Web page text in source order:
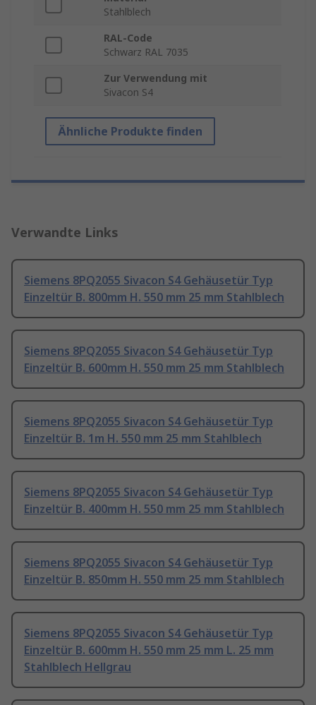
Stahlblech
RAL-Code
Schwarz RAL 7035
Zur Verwendung mit
Sivacon S4
Ähnliche Produkte finden
Verwandte Links
Siemens 8PQ2055 Sivacon S4 Gehäusetür Typ
Einzeltür B. 800mm H. 550 mm 25 mm Stahlblech
Siemens 8PQ2055 Sivacon S4 Gehäusetür Typ
Einzeltür B. 600mm H. 550 mm 25 mm Stahlblech
Siemens 8PQ2055 Sivacon S4 Gehäusetür Typ
Einzeltür B. 1m H. 550 mm 25 mm Stahlblech
Siemens 8PQ2055 Sivacon S4 Gehäusetür Typ
Einzeltür B. 400mm H. 550 mm 25 mm Stahlblech
Siemens 8PQ2055 Sivacon S4 Gehäusetür Typ
Einzeltür B. 850mm H. 550 mm 25 mm Stahlblech
Siemens 8PQ2055 Sivacon S4 Gehäusetür Typ
Einzeltür B. 600mm H. 550 mm 25 mm L. 25 mm
Stahlblech Hellgrau